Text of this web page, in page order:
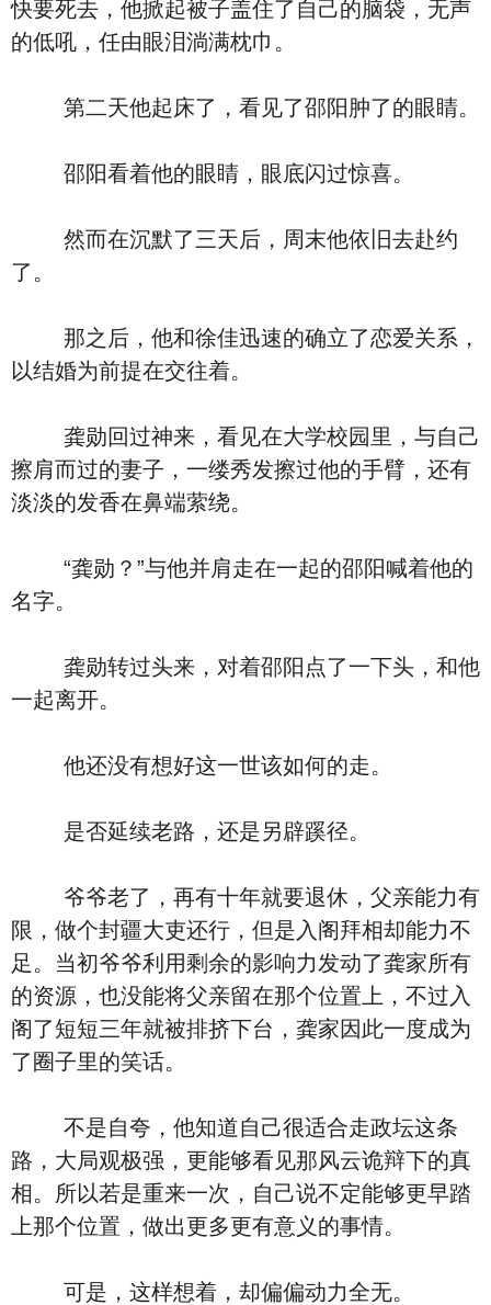
快要死去，他掀起被子盖住了自己的脑袋，无声
的低吼，任由眼泪淌满枕巾。
第二天他起床了，看见了邵阳肿了的眼睛。
邵阳看着他的眼睛，眼底闪过惊喜。
然而在沉默了三天后，周末他依旧去赴约
了。
那之后，他和徐佳迅速的确立了恋爱关系，
以结婚为前提在交往着。
龚勋回过神来，看见在大学校园里，与自己
擦肩而过的妻子，一缕秀发擦过他的手臂，还有
淡淡的发香在鼻端萦绕。
“龚勋？”与他并肩走在一起的邵阳喊着他的
名字。
龚勋转过头来，对着邵阳点了一下头，和他
一起离开。
他还没有想好这一世该如何的走。
是否延续老路，还是另辟蹊径。
爷爷老了，再有十年就要退休，父亲能力有
限，做个封疆大吏还行，但是入阁拜相却能力不
足。当初爷爷利用剩余的影响力发动了龚家所有
的资源，也没能将父亲留在那个位置上，不过入
阁了短短三年就被排挤下台，龚家因此一度成为
了圈子里的笑话。
不是自夸，他知道自己很适合走政坛这条
路，大局观极强，更能够看见那风云诡辩下的真
相。所以若是重来一次，自己说不定能够更早踏
上那个位置，做出更多更有意义的事情。
可是，这样想着，却偏偏动力全无。